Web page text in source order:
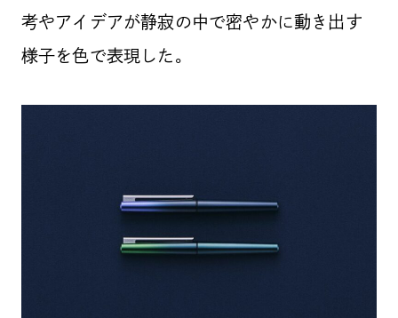
考やアイデアが静寂の中で密やかに動き出す
様子を色で表現した。